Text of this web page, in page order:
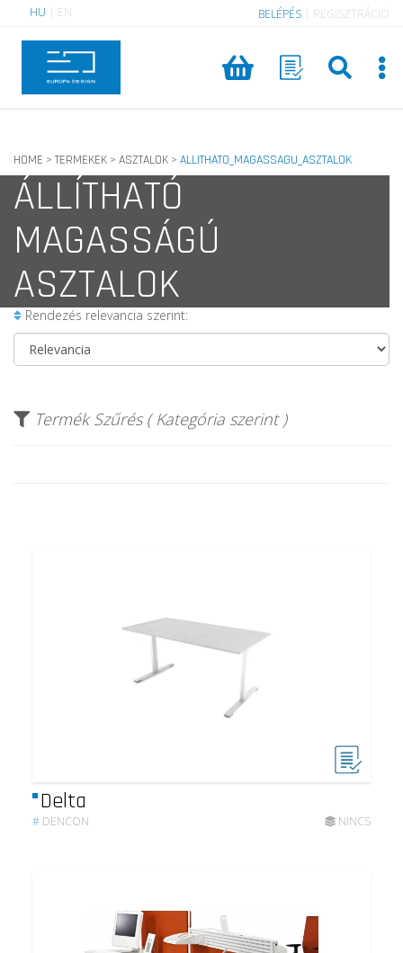
HU EN BELÉPÉS REGISZTRÁCIÓ
HOME > TERMEKEK > ASZTALOK > ALLITHATO_MAGASSAGU_ASZTALOK
ÁLLÍTHATÓ
MAGASSÁGÚ
ASZTALOK
Rendezés relevancia szerint:
Termék Szűrés ( Kategória szerint )
Delta
# DENCON NINCS